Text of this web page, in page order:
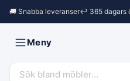
🚚 Snabba leveranser↩︎ 365 dagars
Meny